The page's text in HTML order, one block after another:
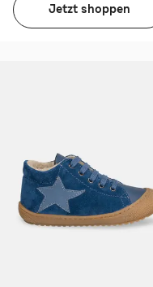
Jetzt shoppen